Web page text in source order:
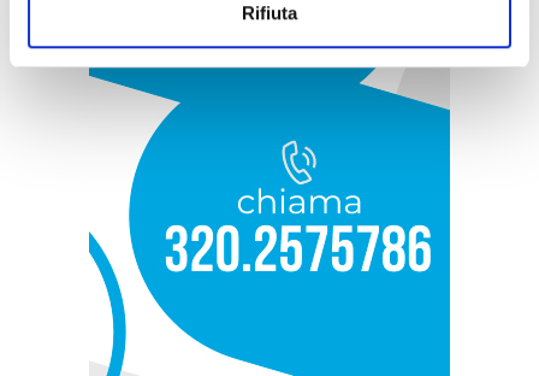
Rifiuta